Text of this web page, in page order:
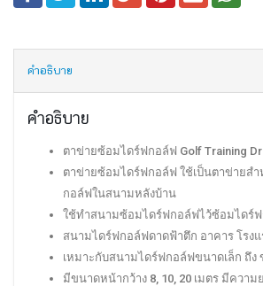
คำอธิบาย
คำอธิบาย
ตาข่ายซ้อมไดร์ฟกอล์ฟ Golf Training
ตาข่ายซ้อมไดร์ฟกอล์ฟ ใช้เป็นตาข่ายส
กอล์ฟในสนามหลังบ้าน
ใช้ทำสนามซ้อมไดร์ฟกอล์ฟไว้ซ้อมไดร์
สนามไดร์ฟกอล์ฟดาดฟ้าตึก อาคาร โรง
เหมาะกับสนามไดร์ฟกอล์ฟขนาดเล็ก ถึง
มีขนาดหน้ากว้าง 8, 10, 20 เมตร มีความ